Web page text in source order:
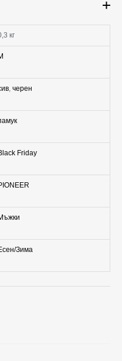
кг
, черен
Friday
Зима